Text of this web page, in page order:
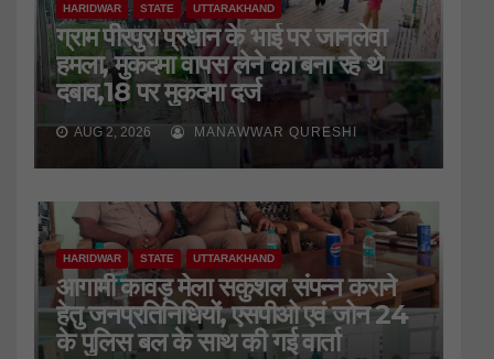
HARIDWAR STATE UTTARAKHAND
ग्राम पीरपुरा प्रधान के भाई पर जानलेवा
हमला, मुकदमा वापस लेने का बना रहे थे
दबाव,18 पर मुकदमा दर्ज
AUG 2, 2026 MANAWWAR QURESHI
HARIDWAR STATE UTTARAKHAND
आगामी कावड़ मेला सकुशल संपन्न कराने
हेतु जनप्रतिनिधियों, एसपीओ एवं जोन 24
के पुलिस बल के साथ की गई वार्ता